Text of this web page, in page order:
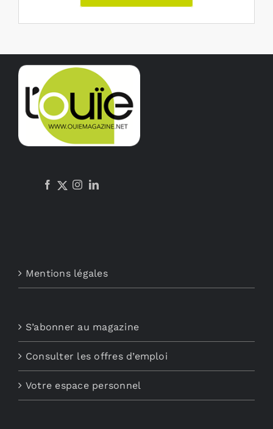
Mentions légales
S’abonner au magazine
Consulter les offres d’emploi
Votre espace personnel